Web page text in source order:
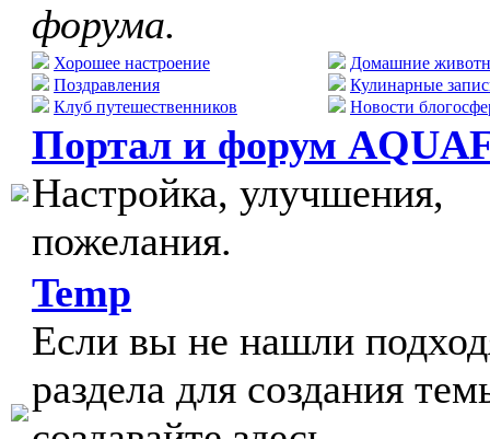
форума.
Хорошее настроение
Поздравления
Клуб путешественников
Домашние
Кулинарные
Новости
Портал и форум
Настройка, улучшения,
пожелания.
Temp
Если вы не нашли
раздела для создания